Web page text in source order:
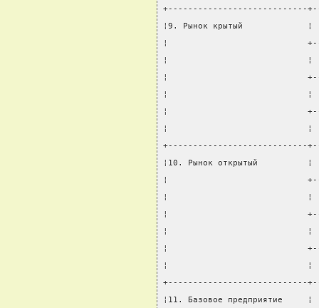
+----------------------------
¦9. Рынок крытый
¦
¦                            ¦
¦
¦                            ¦
¦
¦                            ¦
+----------------------------
¦10. Рынок открытый
¦
¦                            ¦
¦
¦                            ¦
¦
¦                            ¦
+----------------------------
¦11. Базовое предприятие